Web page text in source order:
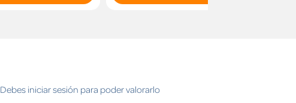
Debes iniciar sesión para poder valorarlo